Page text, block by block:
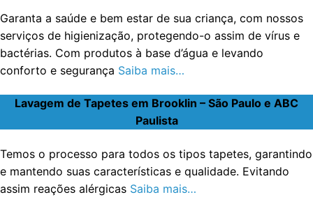
Garanta a saúde e bem estar de sua criança, com nossos
serviços de higienização, protegendo-o assim de vírus e
bactérias. Com produtos à base d’água e levando
conforto e segurança Saiba mais…
Lavagem de Tapetes em Brooklin – São Paulo e ABC
Paulista
Temos o processo para todos os tipos tapetes, garantindo
e mantendo suas características e qualidade. Evitando
assim reações alérgicas Saiba mais…